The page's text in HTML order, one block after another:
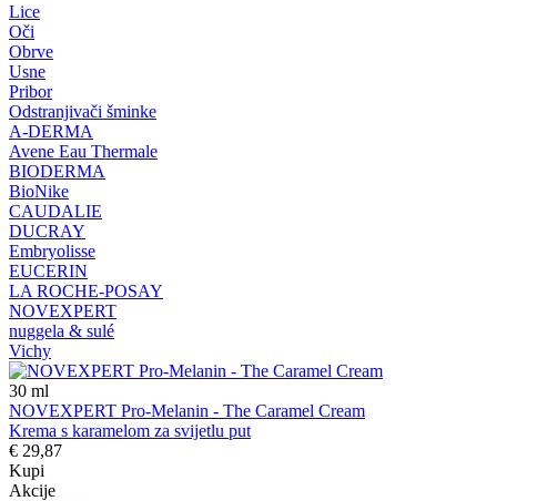
Lice
Oči
Obrve
Usne
Pribor
Odstranjivači šminke
A-DERMA
Avene Eau Thermale
BIODERMA
BioNike
CAUDALIE
DUCRAY
Embryolisse
EUCERIN
LA ROCHE-POSAY
NOVEXPERT
nuggela & sulé
Vichy
30 ml
NOVEXPERT Pro-Melanin - The Caramel Cream
Krema s karamelom za svijetlu put
€ 29,87
Kupi
Akcije